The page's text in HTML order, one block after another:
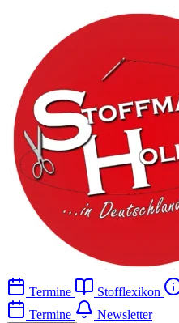
Termine Stofflexikon
Termine
Newsletter